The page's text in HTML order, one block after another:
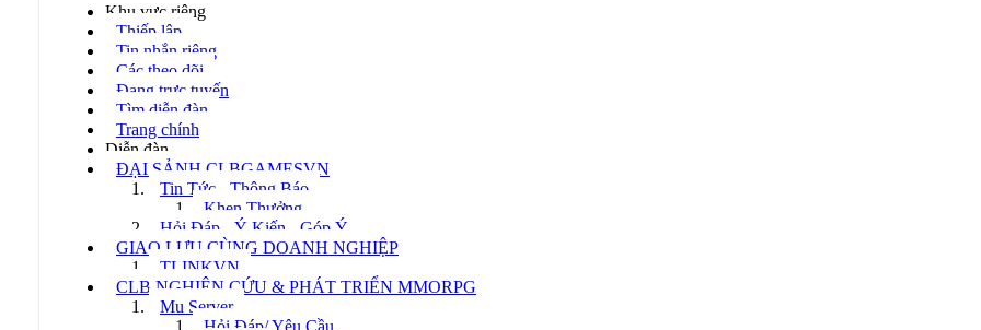
Khu vực riêng
Thiếp lập
Tin nhắn riêng
Các theo dõi
Đang trực tuyến
Tìm diễn đàn
Trang chính
Diễn đàn
ĐẠI SẢNH CLBGAMESVN
Tin Tức - Thông Báo
Khen Thưởng
Hỏi Đáp - Ý Kiến - Góp Ý
GIAO LƯU CÙNG DOANH NGHIỆP
TLINKVN
CLB NGHIÊN CỨU & PHÁT TRIỂN MMORPG
Mu Server
Hỏi Đáp/ Yêu Cầu